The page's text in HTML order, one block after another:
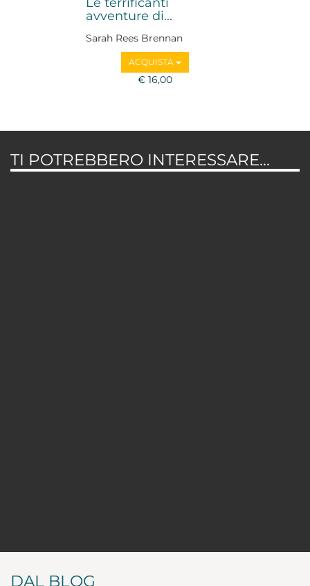
avventure di...
Sarah Rees Brennan
ACQUISTA
€ 16,00
TI POTREBBERO INTERESSARE...
DAL BLOG